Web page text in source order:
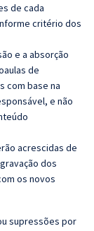
de cada
critério dos
e a absorção
de
com base na
e não
acrescidas de
dos
os novos
supressões por